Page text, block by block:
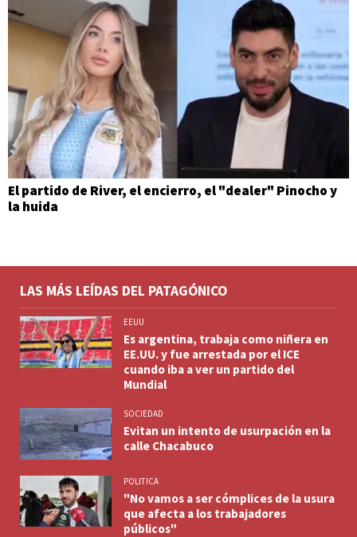
El partido de River, el encierro, el "dealer" Pinocho y
la huida
LAS MÁS LEÍDAS DEL PATAGÓNICO
EEUU
Es argentina, trabaja como niñera en
EE.UU. y fue arrestada por el ICE
cuando iba a ver un partido del
Mundial
SOCIEDAD
Evitan un intento de usurpación en la
calle Chacabuco
POLITICA
"No vamos a ser cómplices de la usura
que afecta a los trabajadores
públicos"